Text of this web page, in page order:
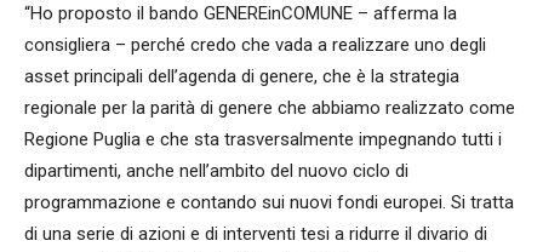
“Ho proposto il bando GENEREinCOMUNE – afferma la
consigliera – perché credo che vada a realizzare uno degli
asset principali dell’agenda di genere, che è la strategia
regionale per la parità di genere che abbiamo realizzato come
Regione Puglia e che sta trasversalmente impegnando tutti i
dipartimenti, anche nell’ambito del nuovo ciclo di
programmazione e contando sui nuovi fondi europei. Si tratta
di una serie di azioni e di interventi tesi a ridurre il divario di